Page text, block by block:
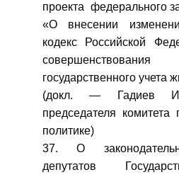
проекта федерального
«О внесении
кодекс Российской
государственного учета
(докл. — Гадиев
председателя комитета
политике)
37. О
депутатов